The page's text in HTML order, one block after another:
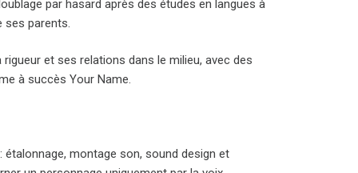
par hasard après des études en langues à
ses parents.
et ses relations dans le milieu, avec des
à succès Your Name.
montage son, sound design et